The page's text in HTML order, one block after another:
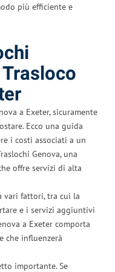
più efficiente e
a Exeter, sicuramente
Ecco una guida
i costi associati a un
Genova, una
offre servizi di alta
vari fattori, tra cui la
e i servizi aggiuntivi
a Exeter comporta
che influenzerà
importante. Se